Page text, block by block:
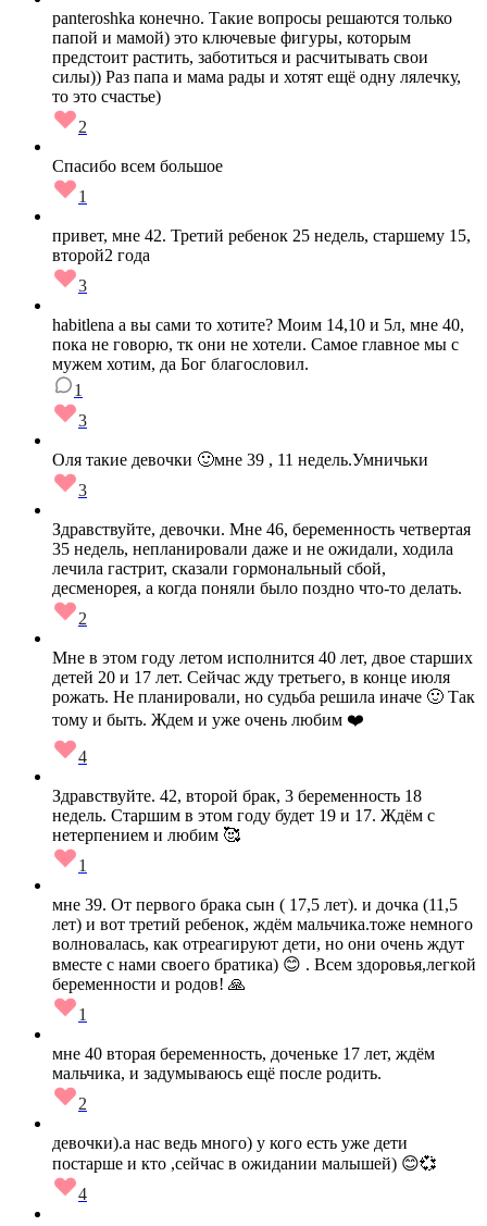
panteroshka конечно. Такие вопросы решаются только
папой и мамой) это ключевые фигуры, которым
предстоит растить, заботиться и расчитывать свои
силы)) Раз папа и мама рады и хотят ещё одну лялечку,
то это счастье)
2
Спасибо всем большое
1
привет, мне 42. Третий ребенок 25 недель, старшему 15,
второй2 года
3
habitlena а вы сами то хотите? Моим 14,10 и 5л, мне 40,
пока не говорю, тк они не хотели. Самое главное мы с
мужем хотим, да Бог благословил.
1
3
Оля такие девочки 🙂мне 39 , 11 недель.Умничьки
3
Здравствуйте, девочки. Мне 46, беременность четвертая
35 недель, непланировали даже и не ожидали, ходила
лечила гастрит, сказали гормональный сбой,
десменорея, а когда поняли было поздно что-то делать.
2
Мне в этом году летом исполнится 40 лет, двое старших
детей 20 и 17 лет. Сейчас жду третьего, в конце июля
рожать. Не планировали, но судьба решила иначе 🙂 Так
тому и быть. Ждем и уже очень любим ❤️
4
Здравствуйте. 42, второй брак, 3 беременность 18
недель. Старшим в этом году будет 19 и 17. Ждём с
нетерпением и любим 🥰
1
мне 39. От первого брака сын ( 17,5 лет). и дочка (11,5
лет) и вот третий ребенок, ждём мальчика.тоже немного
волновалась, как отреагируют дети, но они очень ждут
вместе с нами своего братика) 😊 . Всем здоровья,легкой
беременности и родов! 🙏
1
мне 40 вторая беременность, доченьке 17 лет, ждём
мальчика, и задумываюсь ещё после родить.
2
девочки).а нас ведь много) у кого есть уже дети
постарше и кто ,сейчас в ожидании малышей) 😊💞
4